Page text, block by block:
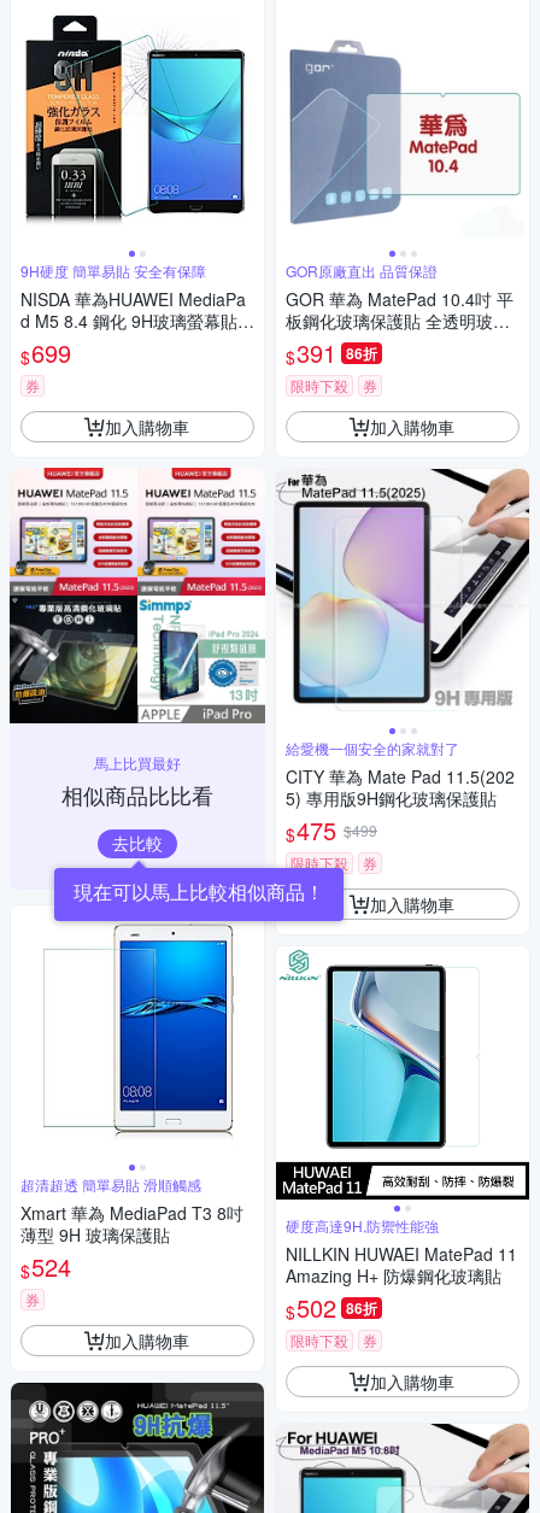
9H硬度 簡單易貼 安全有保障
NISDA 華為HUAWEI MediaPa
d M5 8.4 鋼化 9H玻璃螢幕貼-
非滿版
$699
券
加入購物車
馬上比買最好
相似商品比比看
去比較
現在可以馬上比較相似商品！
超清超透 簡單易貼 滑順觸感
Xmart 華為 MediaPad T3 8吋
薄型 9H 玻璃保護貼
$524
券
加入購物車
GOR原廠直出 品質保證
GOR 華為 MatePad 10.4吋 平
板鋼化玻璃保護貼 全透明玻璃
保護貼
$391 86折
限時下殺 券
加入購物車
給愛機一個安全的家就對了
CITY 華為 Mate Pad 11.5(202
5) 專用版9H鋼化玻璃保護貼
$475 $499
限時下殺
券
加入購物車
硬度高達9H,防禦性能強
NILLKIN HUWAEI MatePad 11
Amazing H+ 防爆鋼化玻璃貼
$502 86折
限時下殺 券
加入購物車